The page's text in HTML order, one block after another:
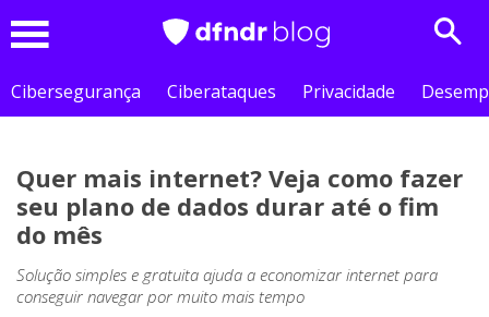
Cibersegurança
Ciberataques Privacidade
Quer mais internet? Veja como fazer
seu plano de dados durar até o fim
do mês
Solução simples e gratuita ajuda a economizar internet para
conseguir navegar por muito mais tempo